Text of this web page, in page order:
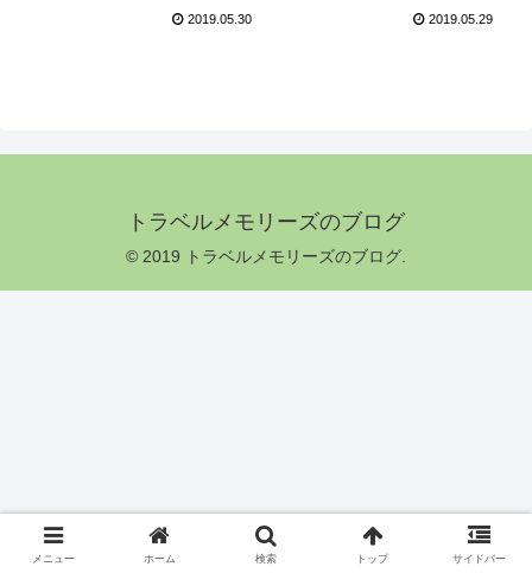
せたラウンジに満足）
2019.05.30 2019.05.29
トラベルメモリーズのブログ
© 2019 トラベルメモリーズのブログ.
メニュー ホーム 検索 トップ サイドバー